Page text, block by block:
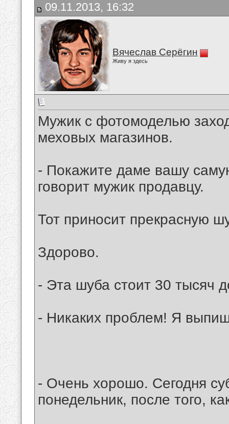
09.11.2013, 16:32
Вячеслав Серёгин
Живу я здесь
Мужик с фотомоделью
меховых магазинов.
- Покажите даме вашу
говорит мужик продавцу.
Тот приносит прекрасную
Здорово.
- Эта шуба стоит 30 тысяч
- Никаких проблем! Я
- Очень хорошо. Сегодня
понедельник, после того,